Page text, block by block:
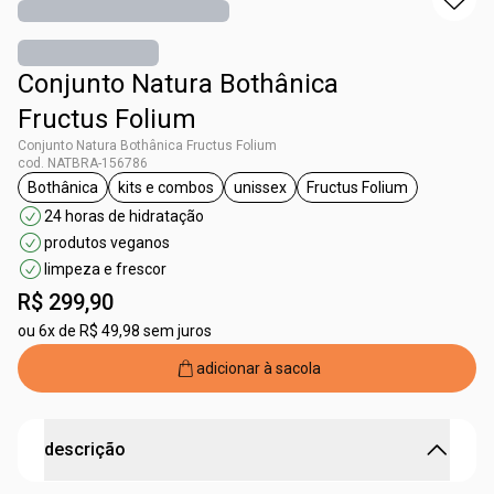
Conjunto Natura Bothânica
Fructus Folium
Conjunto Natura Bothânica Fructus Folium
cod. NATBRA-156786
etiqueta Bothânica
Bothânica
etiqueta kits e combos
kits e combos
etiqueta unissex
unissex
etiqueta Fructus
Fructus Folium
24 horas de hidratação
produtos veganos
limpeza e frescor
R$ 299,90
ou 6x de R$ 49,98 sem juros
adicionar à sacola
descrição